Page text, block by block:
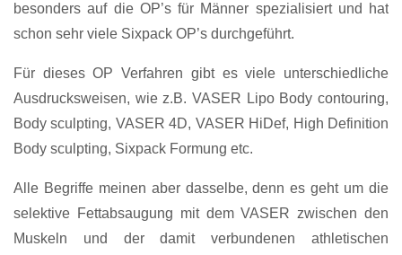
besonders auf die OP’s für Männer spezialisiert und hat
schon sehr viele Sixpack OP’s durchgeführt.
Für dieses OP Verfahren gibt es viele unterschiedliche
Ausdrucksweisen, wie z.B. VASER Lipo Body contouring,
Body sculpting, VASER 4D, VASER HiDef, High Definition
Body sculpting, Sixpack Formung etc.
Alle Begriffe meinen aber dasselbe, denn es geht um die
selektive Fettabsaugung mit dem VASER zwischen den
Muskeln und der damit verbundenen athletischen